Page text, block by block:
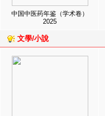
中国中医药年鉴（学术卷）
2025
文學/小說